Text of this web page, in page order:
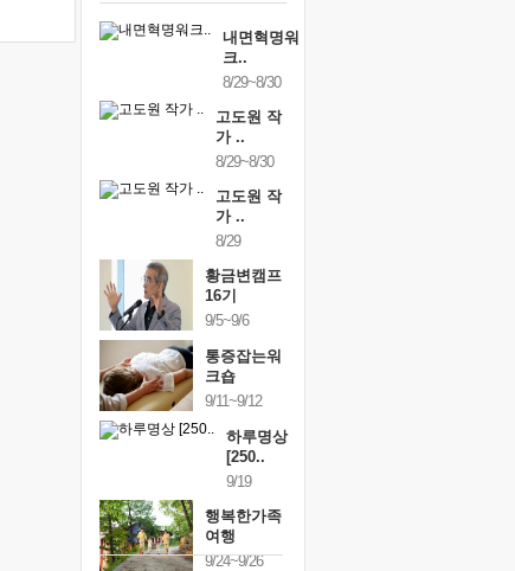
내면혁명워
크..
8/29~8/30
고도원 작
가 ..
8/29~8/30
고도원 작
가 ..
8/29
황금변캠프
16기
9/5~9/6
통증잡는워
크숍
9/11~9/12
하루명상
[250..
9/19
행복한가족
여행
9/24~9/26